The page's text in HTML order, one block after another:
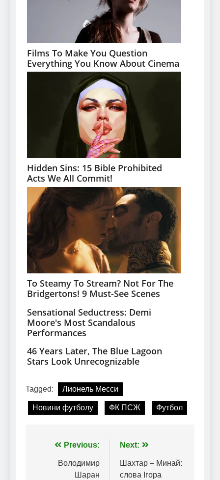
Tagged: Лионель Месси
Новини футболу ФК ПСЖ Футбол
Навігація
записів
Previous:
Володимир
Шаран
Next:
Шахтар – Минай:
слова Ігора